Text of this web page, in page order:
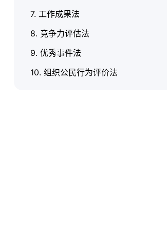
7. 工作成果法
8. 竞争力评估法
9. 优秀事件法
10. 组织公民行为评价法